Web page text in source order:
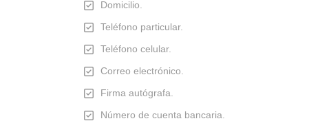
Domicilio.
Teléfono particular.
Teléfono celular.
Correo electrónico.
Firma autógrafa.
Número de cuenta bancaria.